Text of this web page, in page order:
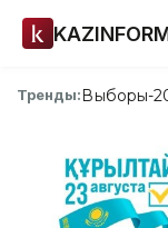
Тренды:Выборы-